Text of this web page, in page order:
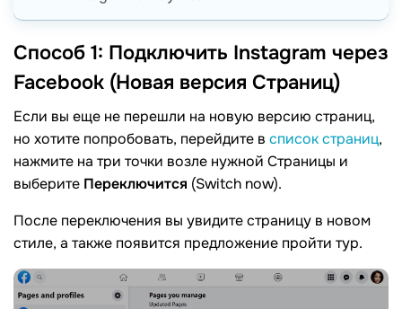
Способ 1: Подключить Instagram через
Facebook (Новая версия Страниц)
Если вы еще не перешли на новую версию страниц,
но хотите попробовать, перейдите в список страниц,
нажмите на три точки возле нужной Страницы и
выберите Переключится (Switch now).
После переключения вы увидите страницу в новом
стиле, а также появится предложение пройти тур.